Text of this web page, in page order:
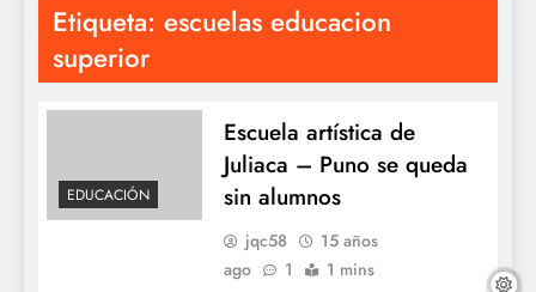
Etiqueta: escuelas educacion
superior
EDUCACIÓN
Escuela artística de
Juliaca – Puno se queda
sin alumnos
jqc58
15 años
ago
1 1 mins